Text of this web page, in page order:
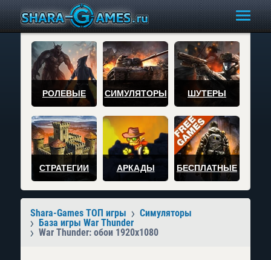
РОЛЕВЫЕ СИМУЛЯТОРЫ ШУТЕРЫ
СТРАТЕГИИ АРКАДЫ БЕСПЛАТНЫЕ
Shara-Games ТОП игры
Симуляторы
База игры War Thunder
War Thunder: обои 1920x1080